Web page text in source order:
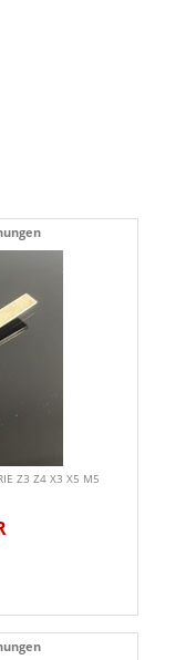
Z3 Z4 X3 X5 M5